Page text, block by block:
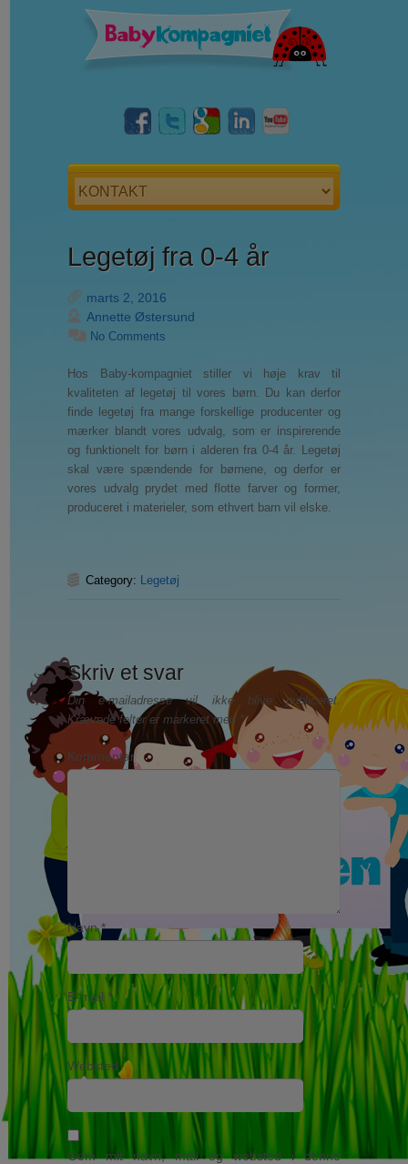
Legetøj fra 0-4 år
marts 2, 2016
Annette Østersund
No Comments
Hos Baby-kompagniet stiller vi høje krav til
kvaliteten af legetøj til vores børn. Du kan derfor
finde legetøj fra mange forskellige producenter og
mærker blandt vores udvalg, som er inspirerende
og funktionelt for børn i alderen fra 0-4 år. Legetøj
skal være spændende for børnene, og derfor er
vores udvalg prydet med flotte farver og former,
produceret i materieler, som ethvert barn vil elske.
Category: Legetøj
Skriv et svar
Din e-mailadresse vil ikke blive publiceret.
Krævede felter er markeret med *
Kommentar
Navn*
E-mail *
Websted
Gem mit navn, mail og websted i denne